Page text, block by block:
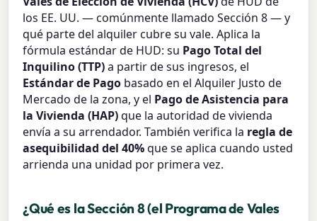
los EE. UU. — comúnmente llamado Sección 8 — y
qué parte del alquiler cubre su vale. Aplica la
fórmula estándar de HUD: su Pago Total del
Inquilino (TTP)a partir de sus ingresos, el
Estándar de Pago basado en el Alquiler Justo de
Mercado de la zona, y el Pago de Asistencia para
la Vivienda (HAP)que la autoridad de vivienda
envía a su arrendador. También verifica la regla de
asequibilidad del 40%que se aplica cuando usted
arrienda una unidad por primera vez.
¿Qué es la Sección 8 (el Programa de Vales